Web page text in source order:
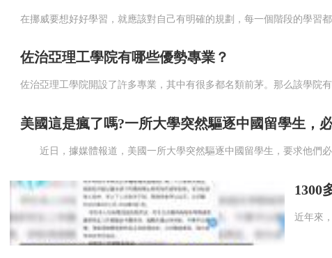
佐治亞理工學院有哪些優勢專業？
美國這是瘋了嗎?一所大學突然驅逐中國留學生，
1300